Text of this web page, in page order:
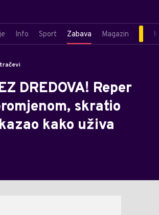
Info Sport Zabava Magazin
DREDOVA! Reper
skratio
kako uživa